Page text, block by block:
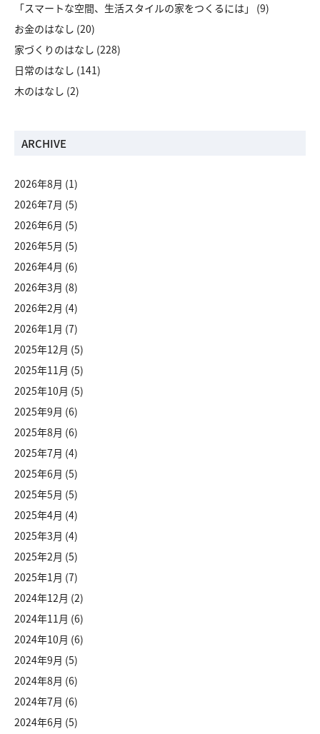
「スマートな空間、生活スタイルの家をつくるには」
(9)
お金のはなし (20)
家づくりのはなし (228)
日常のはなし (141)
木のはなし (2)
ARCHIVE
2026年8月 (1)
2026年7月 (5)
2026年6月 (5)
2026年5月 (5)
2026年4月 (6)
2026年3月 (8)
2026年2月 (4)
2026年1月 (7)
2025年12月 (5)
2025年11月 (5)
2025年10月 (5)
2025年9月 (6)
2025年8月 (6)
2025年7月 (4)
2025年6月 (5)
2025年5月 (5)
2025年4月 (4)
2025年3月 (4)
2025年2月 (5)
2025年1月 (7)
2024年12月 (2)
2024年11月 (6)
2024年10月 (6)
2024年9月 (5)
2024年8月 (6)
2024年7月 (6)
2024年6月 (5)